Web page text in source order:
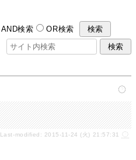
AND検索 OR検索
Last-modified: 2015-11-24 (火) 21:57:31